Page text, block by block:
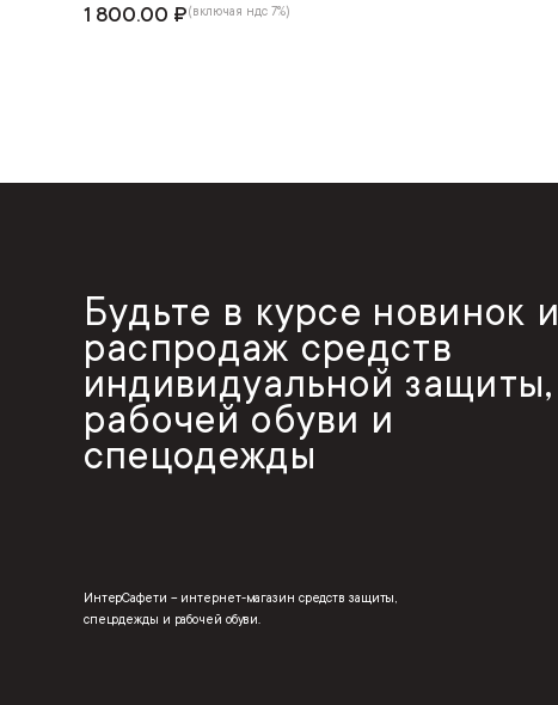
1 800.00 ₽(включая ндс 7%)
Будьте в курсе новинок и
распродаж средств
индивидуальной защиты,
рабочей обуви и
спецодежды
ИнтерСафети – интернет-магазин средств защиты,
спецодежды и рабочей обуви.